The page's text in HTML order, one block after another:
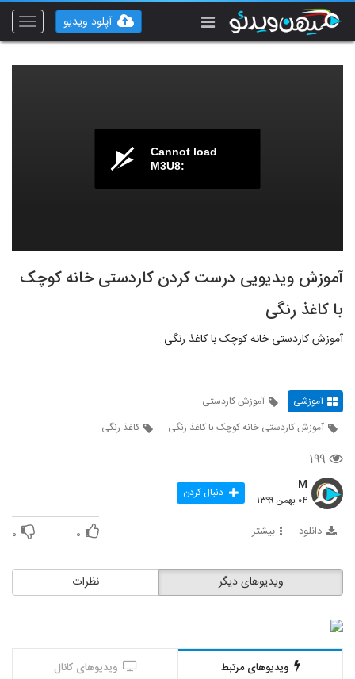
Toggle
آپلود ویدیو
Cannot load
M3U8:
آموزش ویدیویی درست کردن کاردستی خانه کوچک
با کاغذ رنگی
آموزش کاردستی خانه کوچک با کاغذ رنگی
آموزشی
آموزش کاردستی
آموزش کاردستی خانه کوچک با کاغذ رنگی
کاغذ رنگی
۱۹۹
M
۰۴ بهمن ۱۳۹۹ دنبال کردن
دانلود بیشتر ۰ ۰
نظرات ویدیوهای دیگر
ویدیوهای مرتبط ویدیوهای کانال